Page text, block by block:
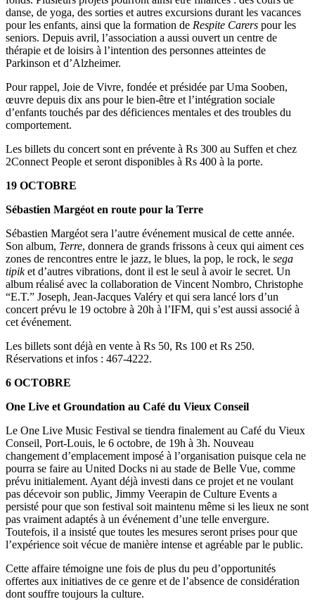
danse, de yoga, des sorties et autres excursions durant les vacances
pour les enfants, ainsi que la formation de Respite Carers pour les
seniors. Depuis avril, l’association a aussi ouvert un centre de
thérapie et de loisirs à l’intention des personnes atteintes de
Parkinson et d’Alzheimer.
Pour rappel, Joie de Vivre, fondée et présidée par Uma Sooben,
œuvre depuis dix ans pour le bien-être et l’intégration sociale
d’enfants touchés par des déficiences mentales et des troubles du
comportement.
Les billets du concert sont en prévente à Rs 300 au Suffen et chez
2Connect People et seront disponibles à Rs 400 à la porte.
19 OCTOBRE
Sébastien Margéot en route pour la Terre
Sébastien Margéot sera l’autre événement musical de cette année.
Son album, Terre, donnera de grands frissons à ceux qui aiment ces
zones de rencontres entre le jazz, le blues, la pop, le rock, le sega
tipiket d’autres vibrations, dont il est le seul à avoir le secret. Un
album réalisé avec la collaboration de Vincent Nombro, Christophe
“E.T.” Joseph, Jean-Jacques Valéry et qui sera lancé lors d’un
concert prévu le 19 octobre à 20h à l’IFM, qui s’est aussi associé à
cet événement.
Les billets sont déjà en vente à Rs 50, Rs 100 et Rs 250.
Réservations et infos : 467-4222.
6 OCTOBRE
One Live et Groundation au Café du Vieux Conseil
Le One Live Music Festival se tiendra finalement au Café du Vieux
Conseil, Port-Louis, le 6 octobre, de 19h à 3h. Nouveau
changement d’emplacement imposé à l’organisation puisque cela ne
pourra se faire au United Docks ni au stade de Belle Vue, comme
prévu initialement. Ayant déjà investi dans ce projet et ne voulant
pas décevoir son public, Jimmy Veerapin de Culture Events a
persisté pour que son festival soit maintenu même si les lieux ne sont
pas vraiment adaptés à un événement d’une telle envergure.
Toutefois, il a insisté que toutes les mesures seront prises pour que
l’expérience soit vécue de manière intense et agréable par le public.
Cette affaire témoigne une fois de plus du peu d’opportunités
offertes aux initiatives de ce genre et de l’absence de considération
dont souffre toujours la culture.